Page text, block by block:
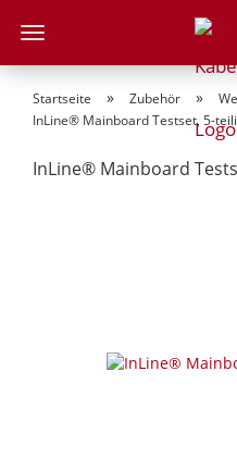
Startseite » Zubehör »
InLine® Mainboard Testset, 5-
InLine® Mainboard